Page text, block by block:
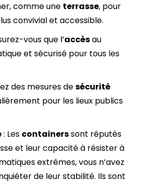
comme une terrasse, pour
convivial et accessible.
vous que l’accèsau
et sécurisé pour tous les
des mesures desécurité
pour les lieux publics
: Les containerssont réputés
et leur capacité à résister à
extrêmes, vous n’avez
de leur stabilité. Ils sont